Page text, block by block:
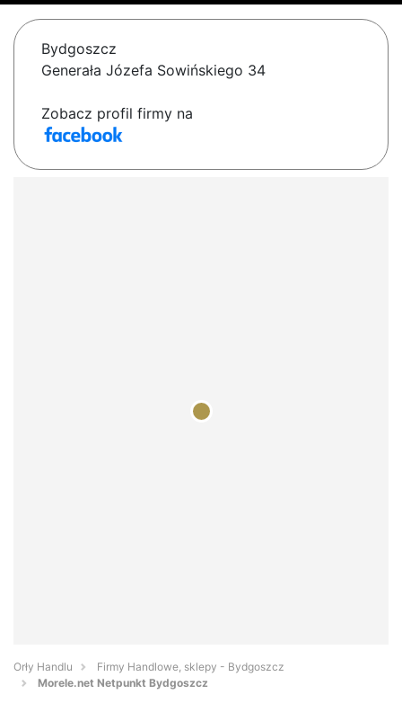
Bydgoszcz
Generała Józefa Sowińskiego 34
Zobacz profil firmy na
Orły Handlu
Firmy Handlowe, sklepy - Bydgoszcz
Morele.net Netpunkt Bydgoszcz